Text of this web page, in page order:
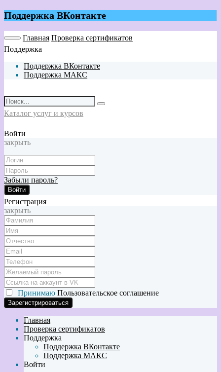
Поддержка ВКонтакте
Главная Проверка сертификатов
Поддержка
Поддержка ВКонтакте
Поддержка МАКС
Каталог услуг и курсов
Войти
закрыть
Забыли пароль?
Войти
Регистрация
закрыть
Принимаю Пользовательское соглашение
Главная
Проверка сертификатов
Поддержка
Поддержка ВКонтакте
Поддержка МАКС
Войти